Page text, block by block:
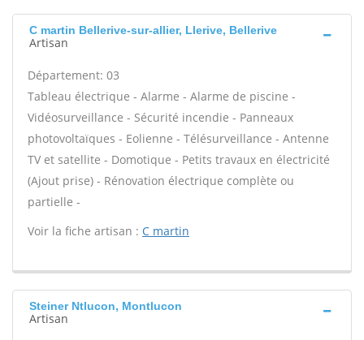
C martin Bellerive-sur-allier, Llerive, Bellerive
Artisan
Département: 03
Tableau électrique - Alarme - Alarme de piscine -
Vidéosurveillance - Sécurité incendie - Panneaux
photovoltaïques - Eolienne - Télésurveillance - Antenne
TV et satellite - Domotique - Petits travaux en électricité
(Ajout prise) - Rénovation électrique complète ou
partielle -
Voir la fiche artisan : C martin
Steiner Ntlucon, Montlucon
Artisan